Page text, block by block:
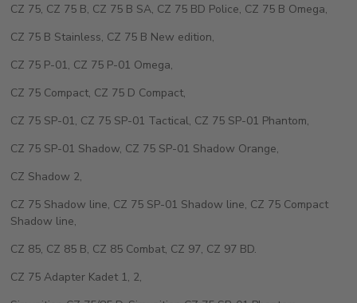
CZ 75, CZ 75 B, CZ 75 B SA, CZ 75 BD Police, CZ 75 B Omega,
CZ 75 B Stainless, CZ 75 B New edition,
CZ 75 P-01, CZ 75 P-01 Omega,
CZ 75 Compact, CZ 75 D Compact,
CZ 75 SP-01, CZ 75 SP-01 Tactical, CZ 75 SP-01 Phantom,
CZ 75 SP-01 Shadow, CZ 75 SP-01 Shadow Orange,
CZ Shadow 2,
CZ 75 Shadow line, CZ 75 SP-01 Shadow line, CZ 75 Compact
Shadow line,
CZ 85, CZ 85 B, CZ 85 Combat, CZ 97, CZ 97 BD.
CZ 75 Adapter Kadet 1, 2,